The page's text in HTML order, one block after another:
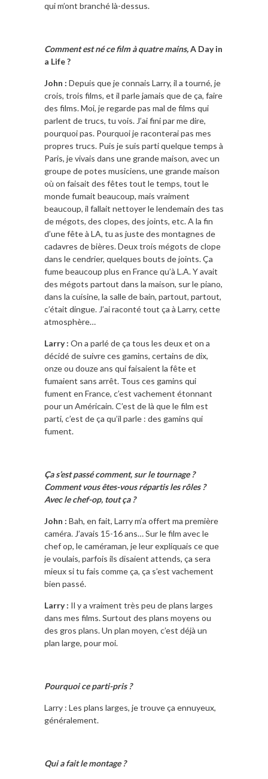
qui m’ont branché là-dessus.
Comment est né ce film à quatre mains,A Day in
a Life ?
John : Depuis que je connais Larry, il a tourné, je
crois, trois films, et il parle jamais que de ça, faire
des films. Moi, je regarde pas mal de films qui
parlent de trucs, tu vois. J’ai fini par me dire,
pourquoi pas. Pourquoi je raconterai pas mes
propres trucs. Puis je suis parti quelque temps à
Paris, je vivais dans une grande maison, avec un
groupe de potes musiciens, une grande maison
où on faisait des fêtes tout le temps, tout le
monde fumait beaucoup, mais vraiment
beaucoup, il fallait nettoyer le lendemain des tas
de mégots, des clopes, des joints, etc. A la fin
d’une fête à LA, tu as juste des montagnes de
cadavres de bières. Deux trois mégots de clope
dans le cendrier, quelques bouts de joints. Ça
fume beaucoup plus en France qu’à L.A. Y avait
des mégots partout dans la maison, sur le piano,
dans la cuisine, la salle de bain, partout, partout,
c’était dingue. J’ai raconté tout ça à Larry, cette
atmosphère…
Larry : On a parlé de ça tous les deux et on a
décidé de suivre ces gamins, certains de dix,
onze ou douze ans qui faisaient la fête et
fumaient sans arrêt. Tous ces gamins qui
fument en France, c’est vachement étonnant
pour un Américain. C’est de là que le film est
parti, c’est de ça qu’il parle : des gamins qui
fument.
Ça s’est passé comment, sur le tournage ?
Comment vous êtes-vous répartis les rôles ?
Avec le chef-op, tout ça ?
John : Bah, en fait, Larry m’a offert ma première
caméra. J’avais 15-16 ans… Sur le film avec le
chef op, le caméraman, je leur expliquais ce que
je voulais, parfois ils disaient attends, ça sera
mieux si tu fais comme ça, ça s’est vachement
bien passé.
Larry : Il y a vraiment très peu de plans larges
dans mes films. Surtout des plans moyens ou
des gros plans. Un plan moyen, c’est déjà un
plan large, pour moi.
Pourquoi ce parti-pris ?
Larry : Les plans larges, je trouve ça ennuyeux,
généralement.
Qui a fait le montage ?